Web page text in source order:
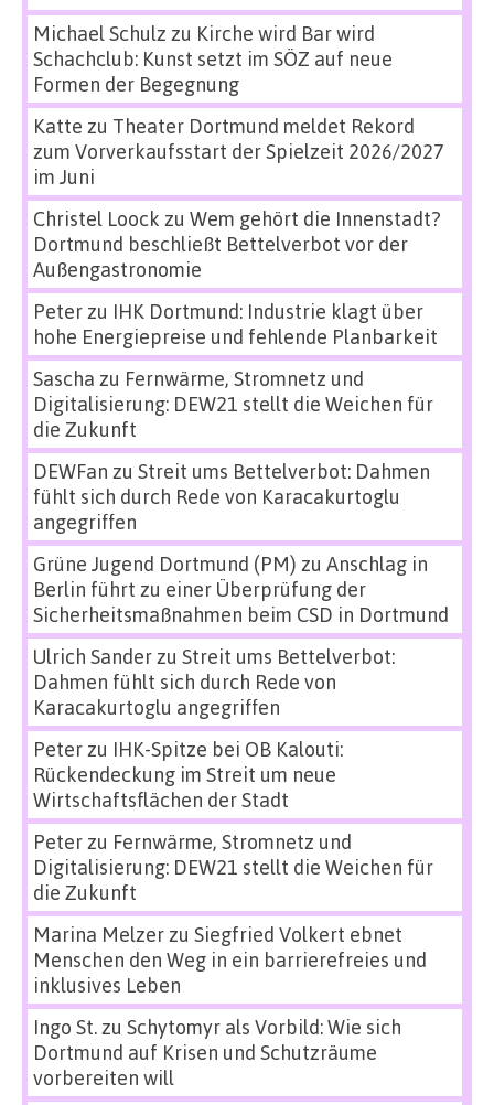
Michael Schulz zu Kirche wird Bar wird
Schachclub: Kunst setzt im SÖZ auf neue
Formen der Begegnung
Katte zu Theater Dortmund meldet Rekord
zum Vorverkaufsstart der Spielzeit 2026/2027
im Juni
Christel Loock zu Wem gehört die Innenstadt?
Dortmund beschließt Bettelverbot vor der
Außengastronomie
Peterzu IHK Dortmund: Industrie klagt über
hohe Energiepreise und fehlende Planbarkeit
Sascha zu Fernwärme, Stromnetz und
Digitalisierung: DEW21 stellt die Weichen für
die Zukunft
DEWFan zu Streit ums Bettelverbot: Dahmen
fühlt sich durch Rede von Karacakurtoglu
angegriffen
Grüne Jugend Dortmund (PM) zu Anschlag in
Berlin führt zu einer Überprüfung der
Sicherheitsmaßnahmen beim CSD in Dortmund
Ulrich Sanderzu Streit ums Bettelverbot:
Dahmen fühlt sich durch Rede von
Karacakurtoglu angegriffen
Peterzu IHK-Spitze bei OB Kalouti:
Rückendeckung im Streit um neue
Wirtschaftsflächen der Stadt
Peterzu Fernwärme, Stromnetz und
Digitalisierung: DEW21 stellt die Weichen für
die Zukunft
Marina Melzerzu Siegfried Volkert ebnet
Menschen den Weg in ein barrierefreies und
inklusives Leben
Ingo St.zu Schytomyr als Vorbild: Wie sich
Dortmund auf Krisen und Schutzräume
vorbereiten will